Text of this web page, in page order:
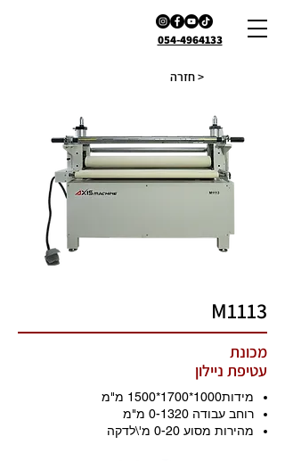
054-4964133
חזרה >
M1113
מכונת
עטיפת ניילון
מידות1000 *1700
*1500
מ"מ
רוחב עבודה 0-1320 מ"מ
מהירות מסוע 0-20 מ'\לדקה